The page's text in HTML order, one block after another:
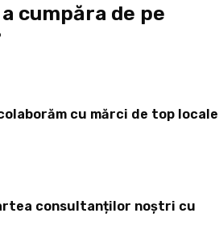
cumpăra de pe
cu mărci de top locale
consultanților noștri cu